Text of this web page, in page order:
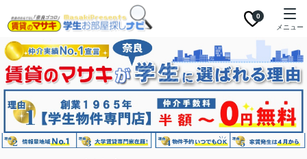
0
メニュー